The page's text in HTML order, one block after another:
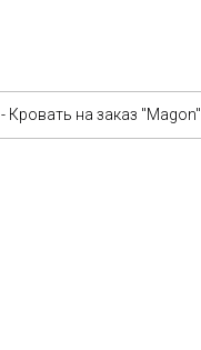
- Кровать на заказ "Magon"